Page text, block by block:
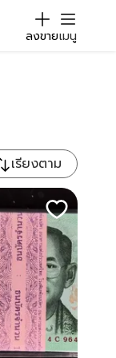
ลงขายเมนู
เรียงตาม